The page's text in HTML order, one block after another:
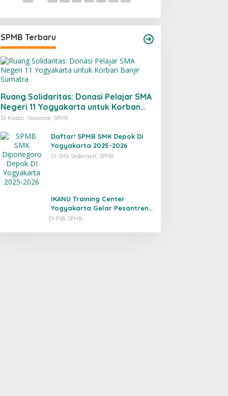
SPMB Terbaru
Ruang Solidaritas: Donasi Pelajar SMA
Negeri 11 Yogyakarta untuk Korban
Banjir Sumatra
Di Kabar, Nasional, SPMB
Daftar! SPMB SMK Depok DI
Yogyakarta 2025-2026
Di SMA Sederajat, SPMB
IKANU Training Center
Yogyakarta Gelar Pesantren
Pra-Timur Tengah
Di PSB, SPMB